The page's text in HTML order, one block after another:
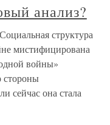
анализ?
структура
мистифицирована
войны»
стороны
сейчас она стала